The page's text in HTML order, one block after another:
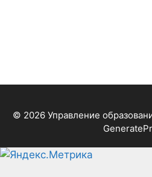
© 2026 Управление